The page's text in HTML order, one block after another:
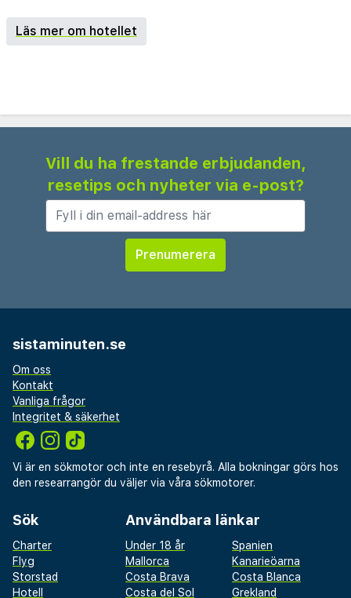
Läs mer om hotellet
Vill du ha frestande erbjudanden,
resetips och nyheter via e-post?
sistaminuten.se
Om oss
Kontakt
Vanliga frågor
Integritet & säkerhet
Vi är en sökmotor och inte en resebyrå. Alla bokningar görs hos
den researrangör du väljer via våra sökmotorer.
Sök
Charter
Flyg
Storstad
Hotell
Användbara länkar
Under 18 år
Spanien
Mallorca
Kanarieöarna
Costa Brava
Costa Blanca
Costa del Sol
Grekland